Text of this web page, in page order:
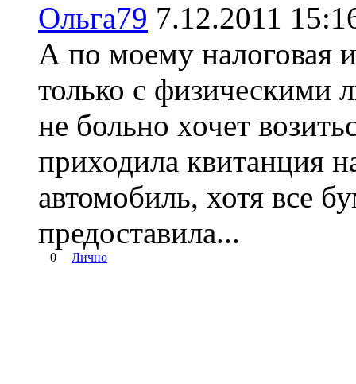
Ольга79 7.12.2011
А по моему налоговая
только с физическими
не больно хочет
приходила квитанция
автомобиль, хотя все
предоставила...
0 Лично